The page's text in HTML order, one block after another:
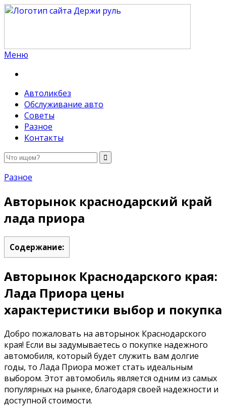
Меню
Автоликбез
Обслуживание авто
Советы
Разное
Контакты
Разное
Авторынок краснодарский край
лада приора
Содержание:
Авторынок Краснодарского края:
Лада Приора цены
характеристики выбор и покупка
Добро пожаловать на авторынок Краснодарского
края! Если вы задумываетесь о покупке надежного
автомобиля, который будет служить вам долгие
годы, то Лада Приора может стать идеальным
выбором. Этот автомобиль является одним из самых
популярных на рынке, благодаря своей надежности и
доступной стоимости.